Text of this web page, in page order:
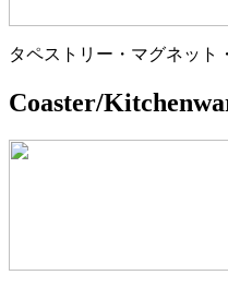
タペストリー・マグネット
Coaster/